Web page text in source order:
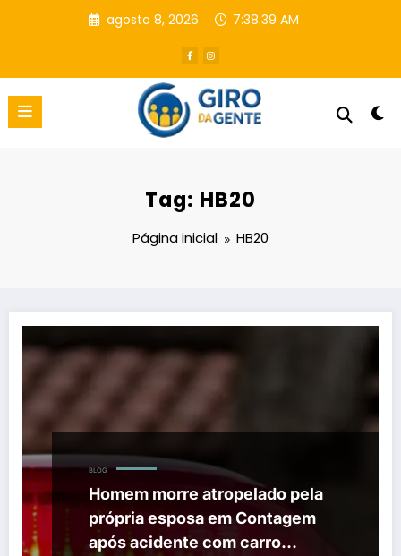
agosto 8, 2026 7:38:40 AM
Tag: HB20
Página inicial HB20
BLOG
Homem morre atropelado pela
própria esposa em Contagem
após acidente com carro